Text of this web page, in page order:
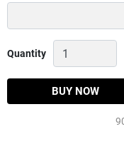
Quantity
Ủ
CHÉP
MINH
BUY NOW